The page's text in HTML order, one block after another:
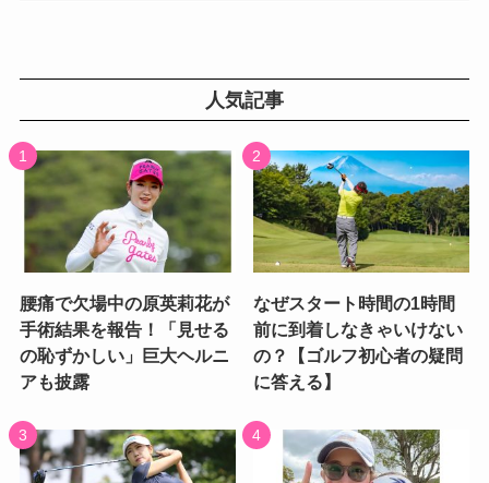
人気記事
腰痛で欠場中の原英莉花が
手術結果を報告！「見せる
の恥ずかしい」巨大ヘルニ
アも披露
なぜスタート時間の1時間
前に到着しなきゃいけない
の？【ゴルフ初心者の疑問
に答える】